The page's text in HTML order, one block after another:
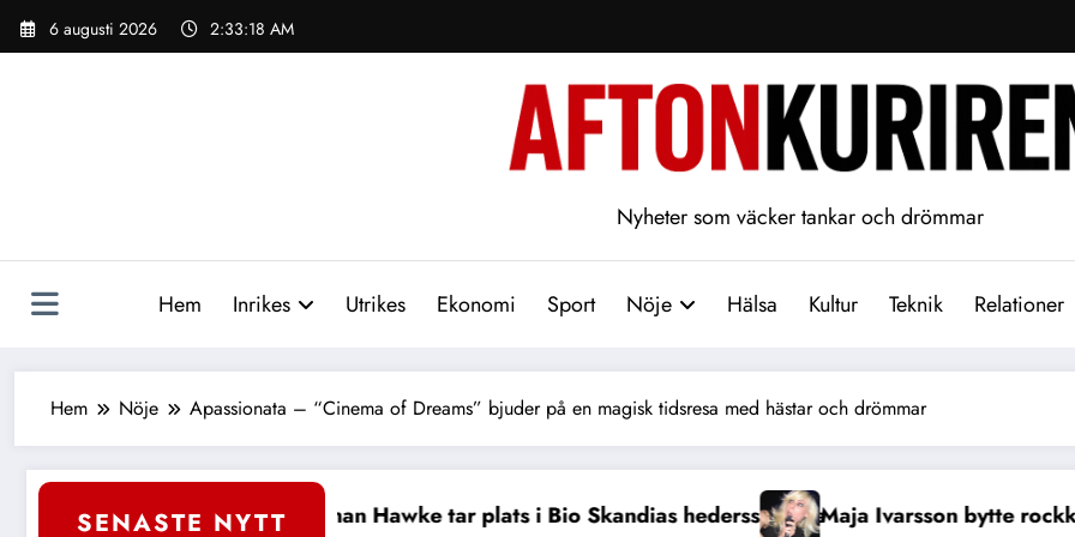
Hoppa
6 augusti 2026 2:33:19 AM
Nyheter som väcker tankar och drömmar
Hem Inrikes Utrikes Ekonomi Sport Nöje Hälsa Kultur Teknik Relationer
Hem Nöje Apassionata – “Cinema of Dreams” bjuder på en magisk tidsresa med hästar och drömmar
SENASTE NYTT
tar plats i Bio Skandias hedersstyrelseMaja Ivarsson bytte rockklubbarna mot Diggiloo-scenen i sommar
Carl Skau lät